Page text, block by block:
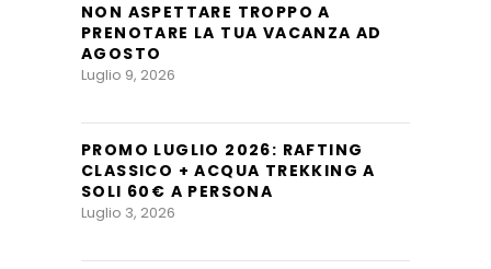
NON ASPETTARE TROPPO A
PRENOTARE LA TUA VACANZA AD
AGOSTO
Luglio 9, 2026
PROMO LUGLIO 2026: RAFTING
CLASSICO + ACQUA TREKKING A
SOLI 60€ A PERSONA
Luglio 3, 2026